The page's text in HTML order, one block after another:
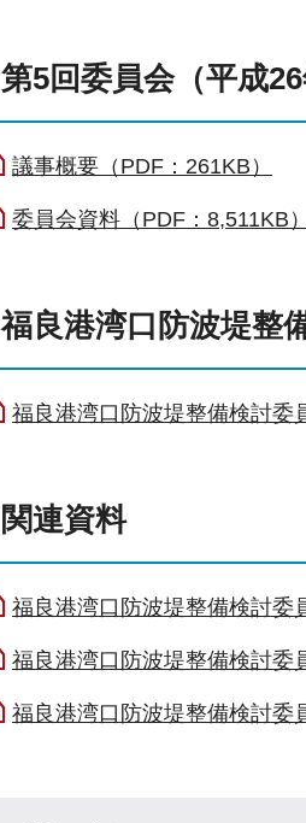
第5回委員会（平成26
議事概要（PDF：261KB）
委員会資料（PDF：8,511KB）
福良港湾口防波堤整
福良港湾口防波堤整備検討委
関連資料
福良港湾口防波堤整備検討委
福良港湾口防波堤整備検討委
福良港湾口防波堤整備検討委